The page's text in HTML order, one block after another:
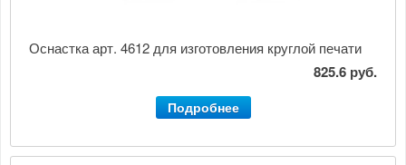
Оснастка арт. 4612 для изготовления круглой печати
825.6 руб.
Подробнее